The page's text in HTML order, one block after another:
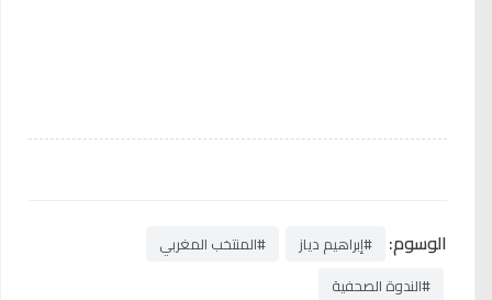
الوسوم: #إبراهيم دياز
#المنتخب المغربي
#الندوة الصحفية